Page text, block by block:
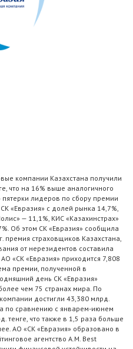
компании Казахстана получили
что на 16% выше аналогичного
лидеров по сбору премии
«Евразия» с долей рынка 14,7%,
— 11,1%, КИС «Казахинстрах»
Об этом СК «Евразия» сообщила
премия страховщиков Казахстана,
от нерезидентов составила
«СК «Евразия» приходится 7,808
премии, полученной в
день СК «Евразия»
чем 75 странах мира. По
достигли 43,380 млрд.
по сравнению с январем-июнем
тенге, что также в 1,5 раза больше
АО «СК «Евразия» образовано в
агентство A.M. Best